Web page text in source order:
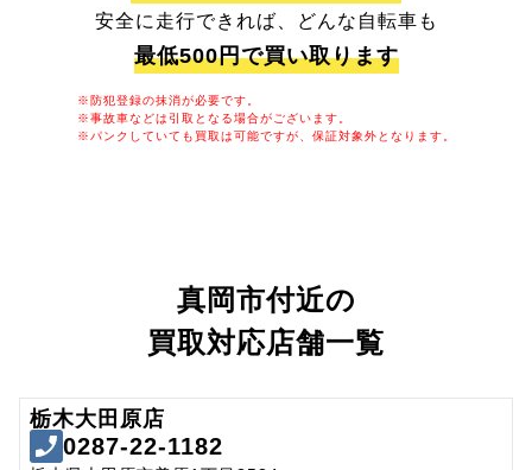
安全に走行できれば、どんな自転車も
最低500円で買い取ります
※防犯登録の抹消が必要です。
※事故車などは引取となる場合がございます。
※パンクしていても買取は可能ですが、保証対象外となります。
真岡市付近の
買取対応店舗一覧
栃木大田原店
0287-22-1182